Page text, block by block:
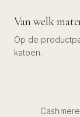
Van welk
Op de
katoen.